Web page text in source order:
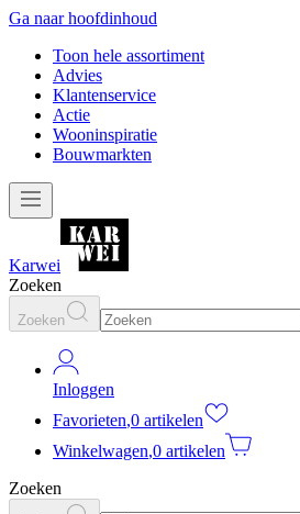
Ga naar hoofdinhoud
Toon hele assortiment
Advies
Klantenservice
Actie
Wooninspiratie
Bouwmarkten
Karwei
Zoeken
Zoeken
Inloggen
Favorieten,0 artikelen
Winkelwagen,0 artikelen
Zoeken